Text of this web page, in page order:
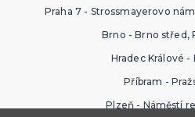
Praha 7 - Strossmayerovo
Brno - Brno střed,
Hradec Králové -
Příbram -
Plzeň - Náměstí